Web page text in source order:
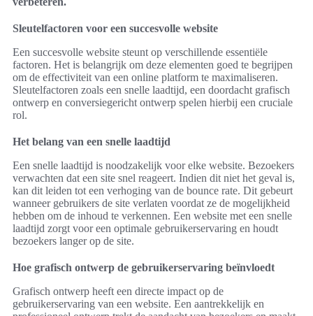
Sleutelfactoren voor een succesvolle website
Een succesvolle website steunt op verschillende essentiële
factoren. Het is belangrijk om deze elementen goed te begrijpen
om de effectiviteit van een online platform te maximaliseren.
Sleutelfactoren zoals een snelle laadtijd, een doordacht grafisch
ontwerp en conversiegericht ontwerp spelen hierbij een cruciale
rol.
Het belang van een snelle laadtijd
Een snelle laadtijd is noodzakelijk voor elke website. Bezoekers
verwachten dat een site snel reageert. Indien dit niet het geval is,
kan dit leiden tot een verhoging van de bounce rate. Dit gebeurt
wanneer gebruikers de site verlaten voordat ze de mogelijkheid
hebben om de inhoud te verkennen. Een website met een snelle
laadtijd zorgt voor een optimale gebruikerservaring en houdt
bezoekers langer op de site.
Hoe grafisch ontwerp de gebruikerservaring beïnvloedt
Grafisch ontwerp heeft een directe impact op de
gebruikerservaring van een website. Een aantrekkelijk en